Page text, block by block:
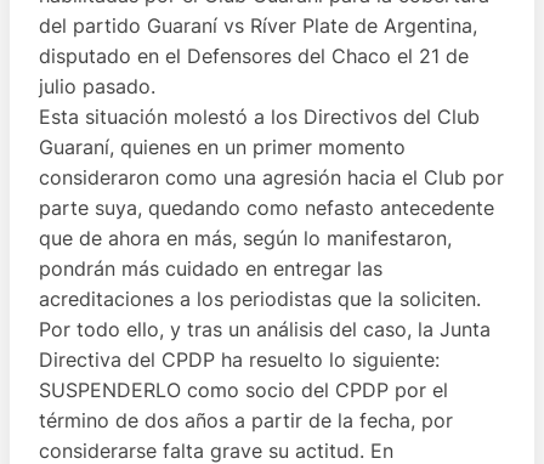
del partido Guaraní vs Ríver Plate de Argentina,
disputado en el Defensores del Chaco el 21 de
julio pasado.
Esta situación molestó a los Directivos del Club
Guaraní, quienes en un primer momento
consideraron como una agresión hacia el Club por
parte suya, quedando como nefasto antecedente
que de ahora en más, según lo manifestaron,
pondrán más cuidado en entregar las
acreditaciones a los periodistas que la soliciten.
Por todo ello, y tras un análisis del caso, la Junta
Directiva del CPDP ha resuelto lo siguiente:
SUSPENDERLO como socio del CPDP por el
término de dos años a partir de la fecha, por
considerarse falta grave su actitud. En